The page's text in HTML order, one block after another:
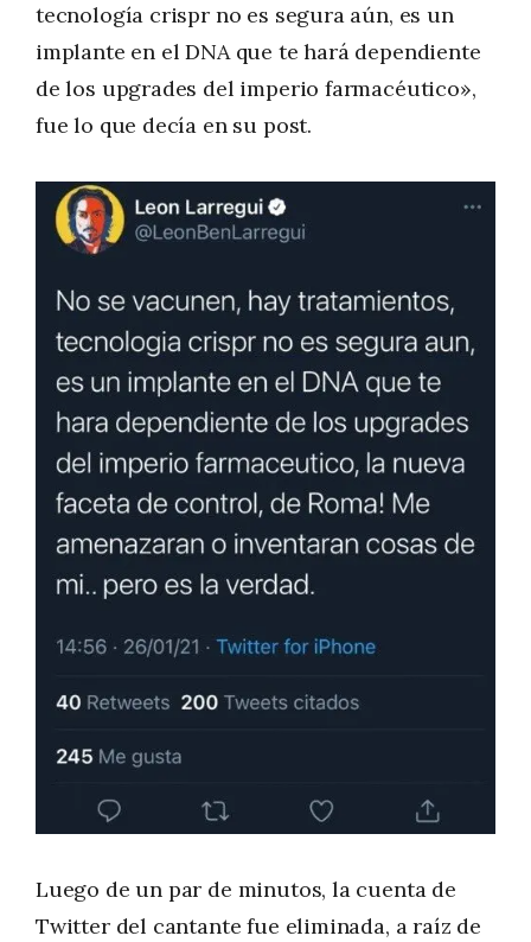
tecnología crispr no es segura aún, es un
implante en el DNA que te hará dependiente
de los upgrades del imperio farmacéutico»,
fue lo que decía en su post.
Luego de un par de minutos, la cuenta de
Twitter del cantante fue eliminada, a raíz de